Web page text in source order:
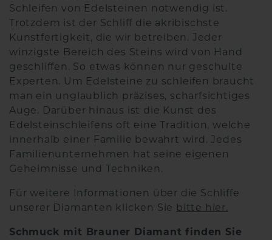
Schleifen von Edelsteinen notwendig ist.
Trotzdem ist der Schliff die akribischste
Kunstfertigkeit, die wir betreiben. Jeder
winzigste Bereich des Steins wird von Hand
geschliffen. So etwas können nur geschulte
Experten. Um Edelsteine zu schleifen braucht
man ein unglaublich präzises, scharfsichtiges
Auge. Darüber hinaus ist die Kunst des
Edelsteinschleifens oft eine Tradition, welche
innerhalb einer Familie bewahrt wird. Jedes
Familienunternehmen hat seine eigenen
Geheimnisse und Techniken.
Für weitere Informationen über die Schliffe
unserer Diamanten klicken Sie
bitte hier.
Schmuck mit Brauner Diamant finden Sie